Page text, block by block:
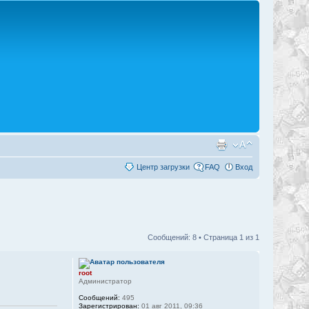
Центр загрузки FAQ Вход
Сообщений: 8 • Страница 1 из 1
root
Администратор
Сообщений: 495
Зарегистрирован: 01 авг 2011, 09:36